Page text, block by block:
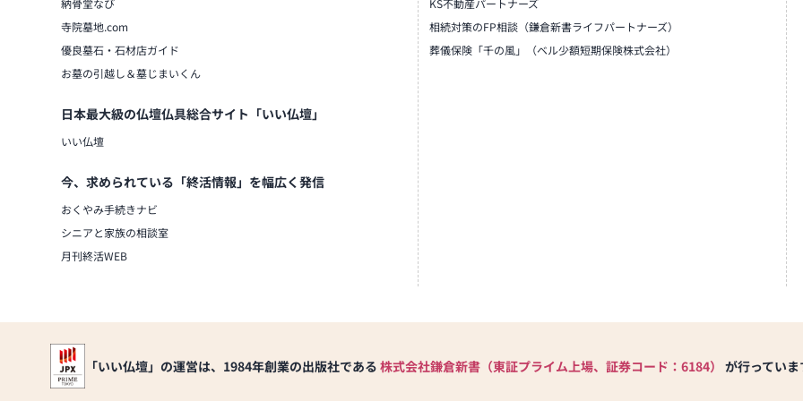
納骨堂なび
寺院墓地.com
優良墓石・石材店ガイド
お墓の引越し＆墓じまいくん
日本最大級の仏壇仏具総合サイト「いい仏壇」
いい仏壇
今、求められている「終活情報」を幅広く発信
おくやみ手続きナビ
シニアと家族の相談室
月刊終活WEB
KS不動産パートナーズ
相続対策のFP相談（鎌倉新書ライフパートナーズ）
葬儀保険「千の風」（ベル少額短期保険株式会社）
「いい仏壇」の運営は、1984年創業の出版社である 株式会社鎌倉新書（東証プライム上場、証券コード：6184） が行っていま